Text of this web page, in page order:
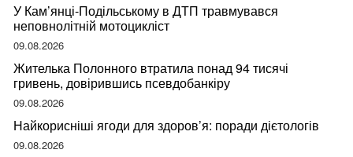
У Кам’янці-Подільському в ДТП травмувався
неповнолітній мотоцикліст
09.08.2026
Жителька Полонного втратила понад 94 тисячі
гривень, довірившись псевдобанкіру
09.08.2026
Найкорисніші ягоди для здоров’я: поради дієтологів
09.08.2026